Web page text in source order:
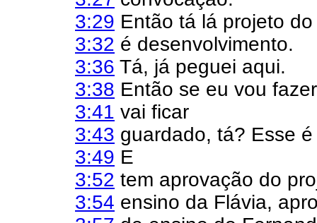
3:29 Então tá lá projeto
3:32 é desenvolvimento.
3:36 Tá, já peguei aqui.
3:38 Então se eu vou
3:41 vai ficar
3:43 guardado, tá? Esse
3:49 E
3:52 tem aprovação do
3:54 ensino da Flávia,